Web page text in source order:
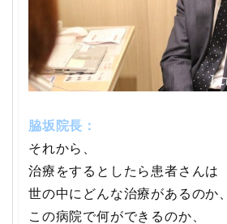
脇坂院長：
それから、
治療をするとしたら患者さんは
世の中にどんな治療があるのか、
この病院で何ができるのか、